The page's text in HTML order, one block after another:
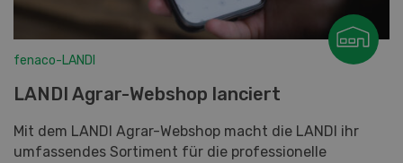
fenaco-LANDI
LANDI Agrar-Webshop lanciert
Mit dem LANDI Agrar-Webshop macht die LANDI ihr
umfassendes Sortiment für die professionelle